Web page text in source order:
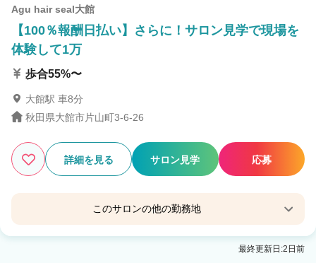
詳細条件
この条件の求人数
検索する
Agu hair seal大館
【100％報酬日払い】さらに！サロン見学で現場を
体験して1万
歩合55%〜
大館駅 車8分
秋田県大館市片山町3-6-26
詳細を見る サロン見学 応募
このサロンの他の勤務地
Agu hair 大館
最終更新日:2日前